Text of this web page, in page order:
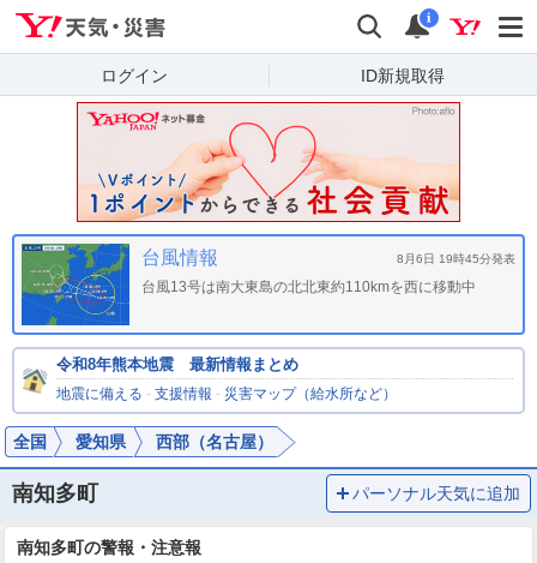
検索 通知
i
ログイン ID新規取得
台風情報 8月6日 19時45分発表
台風13号は南大東島の北北東約110kmを西に移動中
令和8年熊本地震 最新情報まとめ
地震に備える - 支援情報 - 災害マップ（給水所など）
全国 愛知県 西部（名古屋）
南知多町 パーソナル天気に追加
南知多町の警報・注意報